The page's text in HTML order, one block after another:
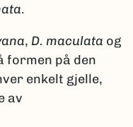
.
, D. maculata og
formen på den
enkelt gjelle,
av